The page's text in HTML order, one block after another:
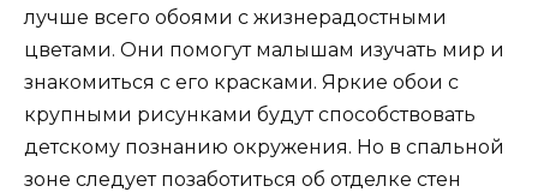
лучше всего обоями с жизнерадостными
цветами. Они помогут малышам изучать мир и
знакомиться с его красками. Яркие обои с
крупными рисунками будут способствовать
детскому познанию окружения. Но в спальной
зоне следует позаботиться об отделке стен